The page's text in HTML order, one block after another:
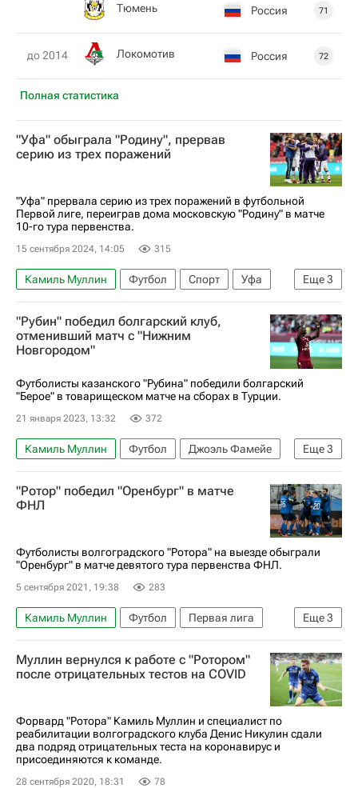
Полная статистика
Тюмень Россия 71
до 2014 Локомотив Россия 72
"Уфа" обыграла "Родину", прервав
серию из трех поражений
"Уфа" прервала серию из трех поражений в футбольной
Первой лиге, переиграв дома московскую "Родину" в матче
10-го тура первенства.
15 сентября 2024, 14:05 315
Еще3
Камиль Муллин Футбол Спорт
Уфа
Родина (Москва)
Первая лига
РПЛ 2026-2027 (Чемпионат России по футболу)
"Рубин" победил болгарский клуб,
отменивший матч с "Нижним
Новгородом"
Футболисты казанского "Рубина" победили болгарский
"Берое" в товарищеском матче на сборах в Турции.
21 января 2023, 13:32 372
Еще3
Камиль Муллин Футбол
Джоэль Фамейе
Рубин
Берое Левски
"Ротор" победил "Оренбург" в матче
ФНЛ
Футболисты волгоградского "Ротора" на выезде обыграли
"Оренбург" в матче девятого тура первенства ФНЛ.
5 сентября 2021, 19:38 283
Еще3
Камиль Муллин Футбол
Первая лига
Ротор
Оренбург Андреа Чуканов
Муллин вернулся к работе с "Ротором"
после отрицательных тестов на COVID
Форвард "Ротора" Камиль Муллин и специалист по
реабилитации волгоградского клуба Денис Никулин сдали
два подряд отрицательных теста на коронавирус и
присоединяются к команде.
28 сентября 2020, 18:31 78